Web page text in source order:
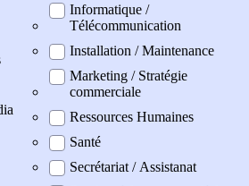
Informatique /
Télécommunication
Installation / Maintenance
Marketing / Stratégie
commerciale
Ressources Humaines
Santé
Secrétariat / Assistanat